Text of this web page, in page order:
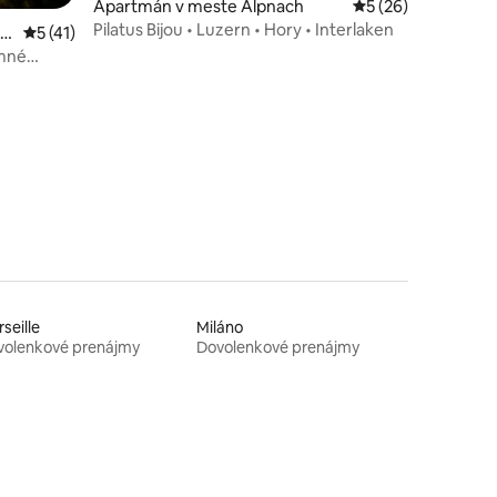
63
Priemerné ohodnotenie 5 z 5, počet hodnotení: 41
5 (41)
Apartmán v meste Alpnach Priemerné
5 (26)
Pilatus Bijou • Luzern • Hory • Interlaken
prenájmy
Miláno
Dovolenkové prenájmy